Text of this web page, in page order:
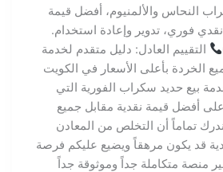
النحاس والألمنيوم، أفضل قيمة
فوري، تدوير وإعادة استخدام.
التقييم العادل: دليل متقدم لخدمة
الخردة بأعلى الأسعار في الكويت
بيع حديد سكراب الفورية التي
أفضل قيمة نقدية مقابل جميع
تماماً أن التخلص من المعادن
قد يكون مرهقاً ويضيع عليكم فرصة
منصة متكاملة جداً وموثوقة جداً